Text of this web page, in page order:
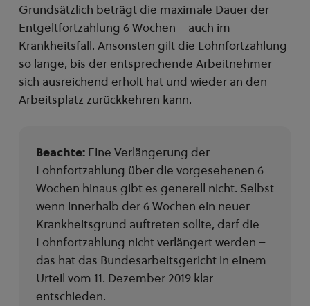
Grundsätzlich beträgt die maximale Dauer der
Entgeltfortzahlung 6 Wochen – auch im
Krankheitsfall. Ansonsten gilt die Lohnfortzahlung
so lange, bis der entsprechende Arbeitnehmer
sich ausreichend erholt hat und wieder an den
Arbeitsplatz zurückkehren kann.
Beachte:Eine Verlängerung der
Lohnfortzahlung über die vorgesehenen 6
Wochen hinaus gibt es generell nicht. Selbst
wenn innerhalb der 6 Wochen ein neuer
Krankheitsgrund auftreten sollte, darf die
Lohnfortzahlung nicht verlängert werden –
das hat das Bundesarbeitsgericht in einem
Urteil vom 11. Dezember 2019 klar
entschieden.